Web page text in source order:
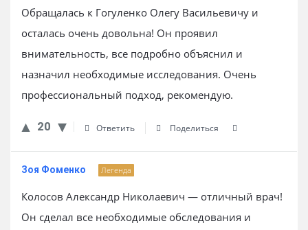
Обращалась к Гогуленко Олегу Васильевичу и
осталась очень довольна! Он проявил
внимательность, все подробно объяснил и
назначил необходимые исследования. Очень
профессиональный подход, рекомендую.
20 Ответить Поделиться
Зоя Фоменко Легенда
Колосов Александр Николаевич — отличный врач!
Он сделал все необходимые обследования и